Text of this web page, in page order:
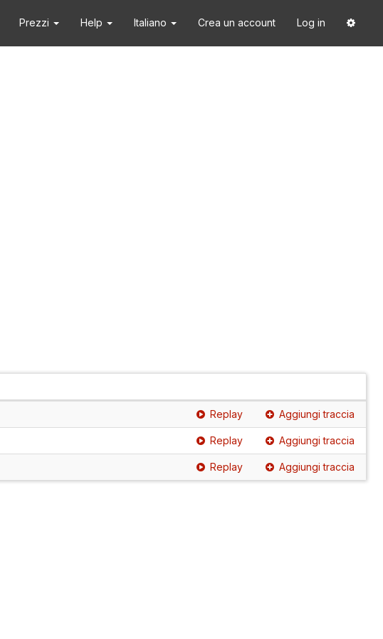
Prezzi Help Italiano Crea un account Log in
Replay Aggiungi traccia
Replay Aggiungi traccia
Replay Aggiungi traccia